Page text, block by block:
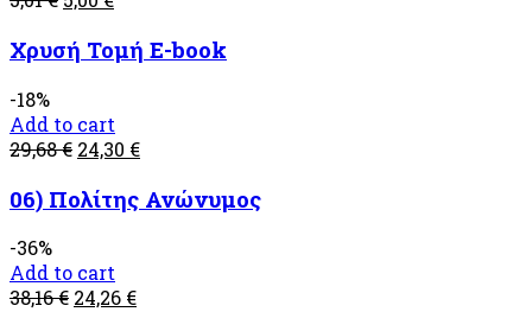
Χρυσή Τομή E-book
-18%
Add to cart
29,68€ 24,30 €
06) Πολίτης Ανώνυμος
-36%
Add to cart
38,16€ 24,26 €